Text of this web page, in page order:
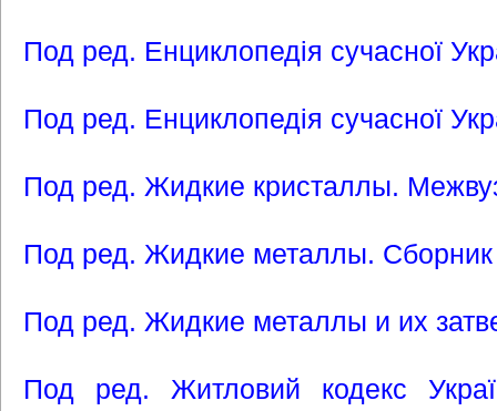
Под ред. Енциклопедія сучасної
Под ред. Енциклопедія сучасної
Под ред. Жидкие кристаллы.
Под ред. Жидкие металлы. Сборник
Под ред. Жидкие металлы и их
Под ред. Житловий кодекс